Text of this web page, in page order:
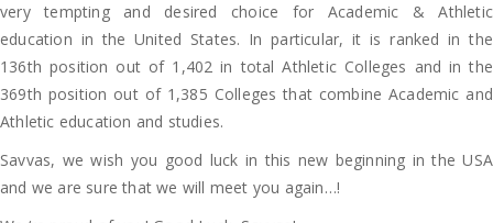
very tempting and desired choice for Academic & Athletic
education in the United States. In particular, it is ranked in the
136th position out of 1,402 in total Athletic Colleges and in the
369th position out of 1,385 Colleges that combine Academic and
Athletic education and studies.
Savvas, we wish you good luck in this new beginning in the USA
and we are sure that we will meet you again…!